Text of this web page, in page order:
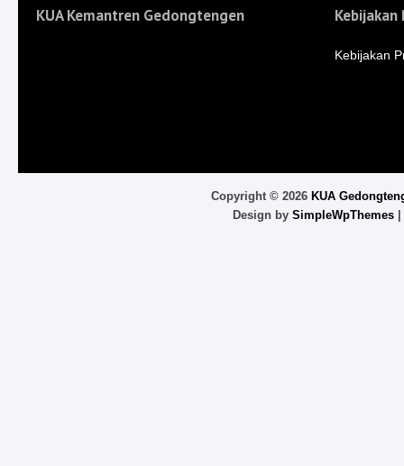
KUA Kemantren Gedongtengen Kebijakan
Kebijakan
Copyright © 2026 KUA
Design by SimpleWpThemes